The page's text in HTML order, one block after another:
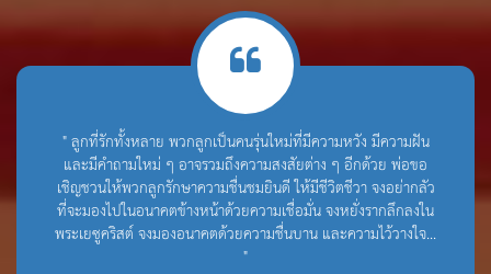
" ลูกที่รักทั้งหลาย พวกลูกเป็นคนรุ่นใหม่ที่มีความหวัง มีความฝัน
และมีคำถามใหม่ ๆ อาจรวมถึงความสงสัยต่าง ๆ อีกด้วย พ่อขอ
เชิญชวนให้พวกลูกรักษาความชื่นชมยินดี ให้มีชีวิตชีวา จงอย่ากลัว
ที่จะมองไปในอนาคตข้างหน้าด้วยความเชื่อมั่น จงหยั่งรากลึกลงใน
พระเยซูคริสต์ จงมองอนาคตด้วยความชื่นบาน และความไว้วางใจ...
"